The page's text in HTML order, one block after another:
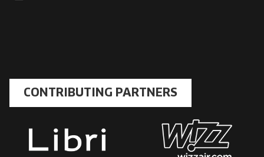
CONTRIBUTING PARTNERS